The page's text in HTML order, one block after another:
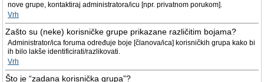
nove grupe, kontaktiraj administratora/icu [npr. privatnom porukom].
Vrh
Zašto su (neke) korisničke grupe prikazane različitim bojama?
Administrator/ica foruma određuje boje [članova/ica] korisničkih grupa kako bi
ih bilo lakše identificirati/razlikovati.
Vrh
Što je “zadana korisnička grupa”?